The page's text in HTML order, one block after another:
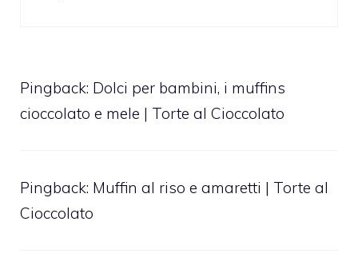
Pingback: Dolci per bambini, i muffins
cioccolato e mele | Torte al Cioccolato
Pingback: Muffin al riso e amaretti | Torte al
Cioccolato